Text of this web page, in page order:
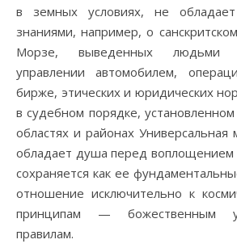
в земных условиях, не
знаниями, например, о
Морзе, выведенных людьми
управлении автомобилем,
бирже, этических и юридических
в судебном порядке,
областях и районах Универсальная
обладает душа перед воплощением
сохраняется как ее
отношение исключительно к
принципам — божественным
правилам.